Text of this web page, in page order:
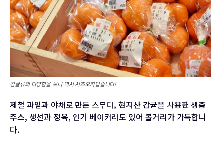
감귤류의 다양함을 보니 역시 시즈오카답습니다!
제철 과일과 야채로 만든 스무디, 현지산 감귤을 사용한 생즙
주스, 생선과 정육, 인기 베이커리도 있어 볼거리가 가득합니
다.